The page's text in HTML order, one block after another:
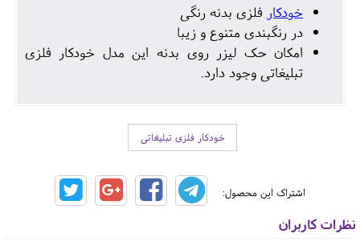
خودکار فلزی بدنه رنگی
در رنگبندی متنوع و زیبا
امکان حک لیزر روی بدنه این مدل خودکار فلزی
تبلیغاتی وجود دارد.
خودکار فلزی تبلیغاتی
اشتراک این محصول:
نظرات کاربران